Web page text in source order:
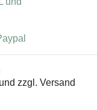
zzgl. Versand